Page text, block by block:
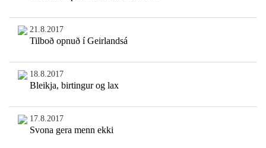
21.8.2017
Tilboð opnuð í Geirlandsá
18.8.2017
Bleikja, birtingur og lax
17.8.2017
Svona gera menn ekki